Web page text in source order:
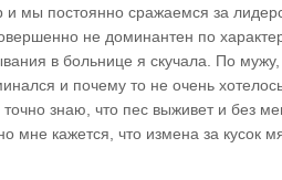
мы постоянно сражаемся за
не доминантен по
в больнице я скучала. По
и почему то не очень
знаю, что пес выживет и без
мне кажется, что измена за кусок